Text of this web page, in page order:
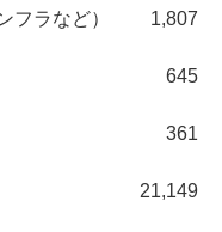
フラなど） 1,807
645
361
21,149